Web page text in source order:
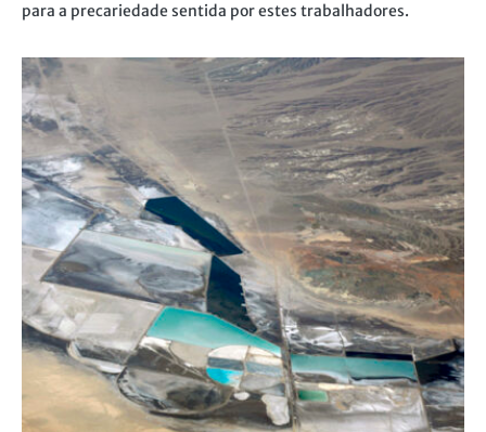
para a precariedade sentida por estes trabalhadores.